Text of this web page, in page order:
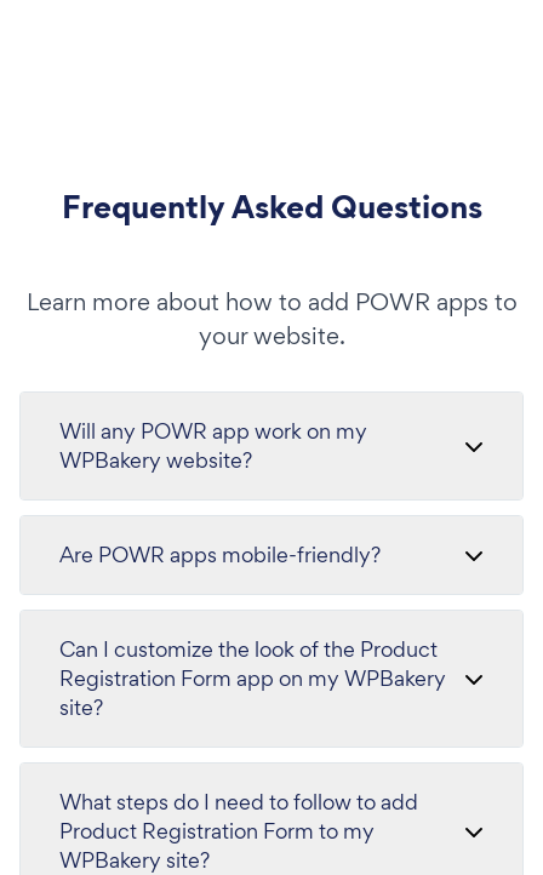
Frequently Asked Questions
Learn more about how to add POWR apps to
your website.
Will any POWR app work on my
WPBakery website?
Are POWR apps mobile-friendly?
Can I customize the look of the Product
Registration Form app on my WPBakery
site?
What steps do I need to follow to add
Product Registration Form to my
WPBakery site?